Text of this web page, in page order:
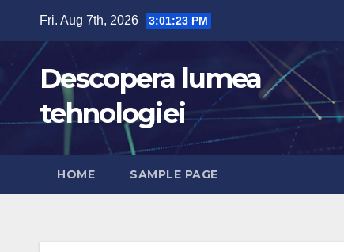
content
Fri. Aug 7th, 2026 3:01:24 PM
Descopera lumea
tehnologiei
HOME SAMPLE PAGE